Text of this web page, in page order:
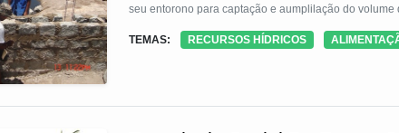
seu entorono para captação e aumplilação do
adequado para o armazenamento.
TEMAS: RECURSOS HÍDRICOS